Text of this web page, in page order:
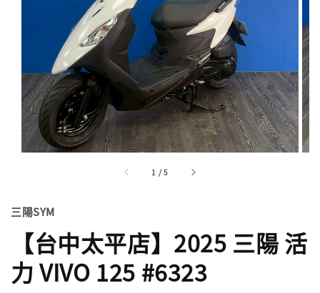
1 /5
三陽SYM
【台中太平店】2025 三陽 活
力 VIVO 125 #6323